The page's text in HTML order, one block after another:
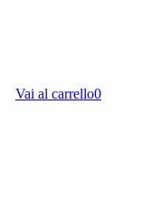
Vai al carrello0